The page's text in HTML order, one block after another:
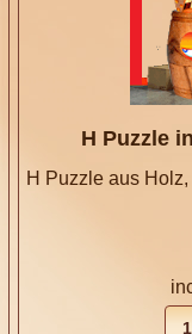
H Puzzle
H Puzzle aus